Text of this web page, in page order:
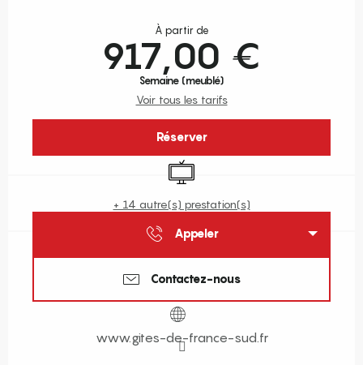
À partir de
917,00 €
Semaine (meublé)
Voir tous les tarifs
Réserver
Télévision
+ 14 autre(s) prestation(s)
Appeler
Contactez-nous
www.gites-de-france-sud.fr